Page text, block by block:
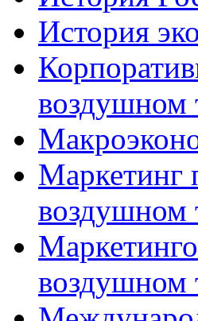
История
воздушном
Маркетинг
воздушном
воздушном